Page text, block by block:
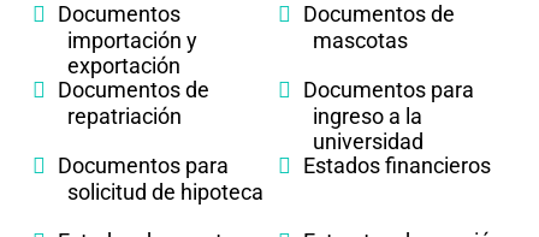
Documentos
importación y
exportación
Documentos de
mascotas
Documentos de
repatriación
Documentos para
ingreso a la
universidad
Documentos para
solicitud de hipoteca
Estados financieros